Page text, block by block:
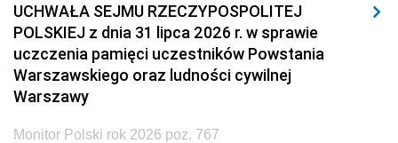
UCHWAŁA SEJMU RZECZYPOSPOLITEJ
POLSKIEJ z dnia 31 lipca 2026 r. w sprawie
uczczenia pamięci uczestników Powstania
Warszawskiego oraz ludności cywilnej
Warszawy
Monitor Polski rok 2026 poz. 767